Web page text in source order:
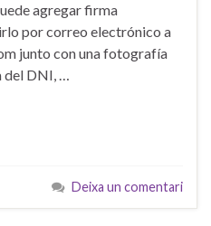
agregar firma
por correo electrónico a
junto con una fotografía
del DNI, …
Deixa un comentari